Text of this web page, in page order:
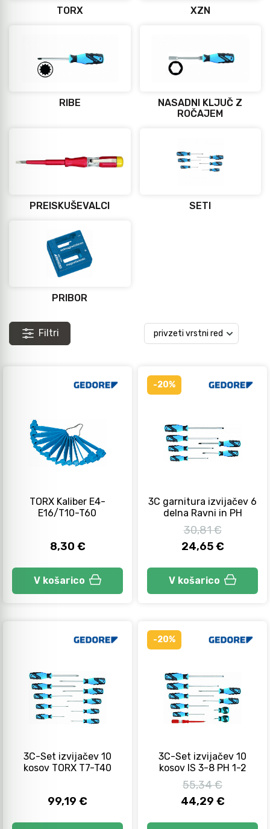
TORX XZN
RIBE
NASADNI KLJUČ Z
ROČAJEM
PREISKUŠEVALCI SETI
PRIBOR
Filtri
TORX Kaliber E4-
E16/T10-T60
8,30 €
V košarico
-20%
3C garnitura izvijačev 6
delna Ravni in PH
30,81 €
24,65 €
V košarico
3C-Set izvijačev 10
kosov TORX T7-T40
99,19 €
-20%
3C-Set izvijačev 10
kosov IS 3-8 PH 1-2
55,34 €
44,29 €